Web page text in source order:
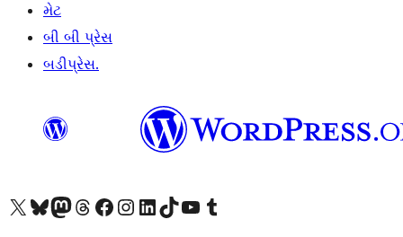
મેટ
બી બી પ્રેસ
બડીપ્રેસ.
અમારા X (અગાઉ ટ્વિટર) એકાઉન્ટની મુલાકાત લોઅમારા Bluesky એકાઉન્ટની મુલાકાત લોઅમારા માસ્ટોડોન એકાઉન્ટની મુલાકાત લોઅમારા Threads એકાઉન્ટની મુલાકાત લો અમારા ફેસબુક પેજની મુલાકાત લોઅમારા ઇન્સ્ટાગ્રામ એકાઉન્ટની મુલાકાત લો અમારા LinkedIn એકાઉન્ટની મુલાકાત લોઅમારા TikTok એકાઉન્ટની મુલાકાત લોઅમારી YouTube ચેનલની મુલાકાત લો અમારા Tumblr એકાઉન્ટની મુલાકાત લો